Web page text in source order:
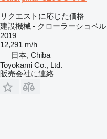
リクエストに応じた価格
建設機械 - クローラーショベル
2019
12,291 m/h
日本, Chiba
Toyokami Co., Ltd.
販売会社に連絡